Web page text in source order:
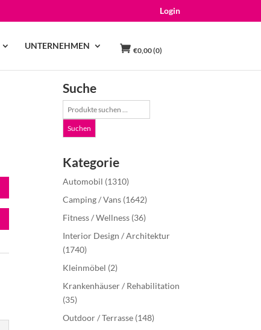
Login
UNTERNEHMEN €0,00(0)
Suche
Suche
nach:
Suchen
Kategorie
Automobil (1310)
Camping / Vans (1642)
Fitness / Wellness (36)
Interior Design / Architektur
(1740)
Kleinmöbel (2)
Krankenhäuser / Rehabilitation
(35)
Outdoor / Terrasse (148)